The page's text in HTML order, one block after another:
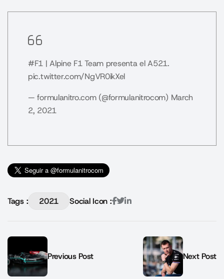
#F1 | Alpine F1 Team presenta el A521.
pic.twitter.com/NgVR0ikXel
— formulanitro.com (@formulanitrocom) March
2, 2021
Tags : 2021 Social Icon :
Previous Post Next Post